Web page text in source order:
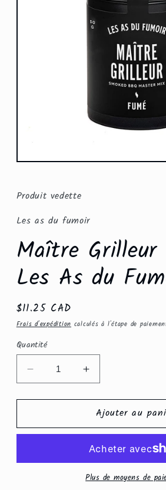
Ouvrir
1
dans
fenêtre
Produit vedette
Les as du fumoir
Maître
Les As du
Prix
habituel
$11.25 CAD
Frais d'expéditioncalculés à l'étape de
Quantité
Réduire
la
quantité
Maître
g
Augmenter
la
quantité
de
Maître
50
g
–
Ajouter au
Plus de moyens de